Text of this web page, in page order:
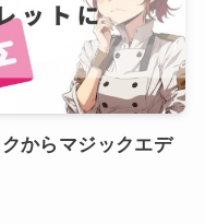
からマジックエデ